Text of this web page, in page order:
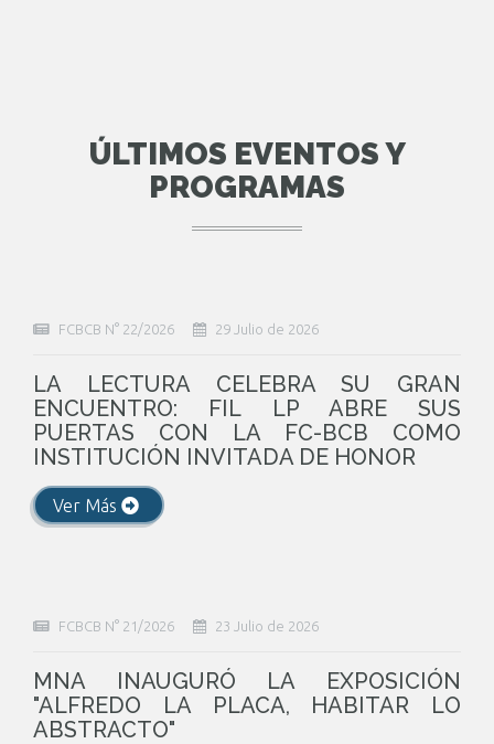
ÚLTIMOS EVENTOS Y
PROGRAMAS
FCBCB N° 22/2026 29 Julio de 2026
LA LECTURA CELEBRA SU GRAN
ENCUENTRO: FIL LP ABRE SUS
PUERTAS CON LA FC-BCB COMO
INSTITUCIÓN INVITADA DE HONOR
Ver Más
FCBCB N° 21/2026 23 Julio de 2026
MNA INAUGURÓ LA EXPOSICIÓN
"ALFREDO LA PLACA, HABITAR LO
ABSTRACTO"